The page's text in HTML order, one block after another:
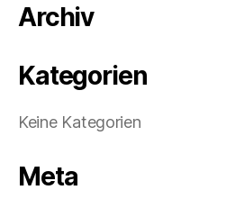
Archiv
Kategorien
Keine Kategorien
Meta